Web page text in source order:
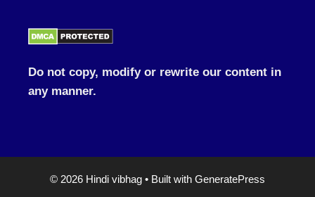
Do not copy, modify or rewrite our content in
any manner.
© 2026 Hindi vibhag • Built with GeneratePress